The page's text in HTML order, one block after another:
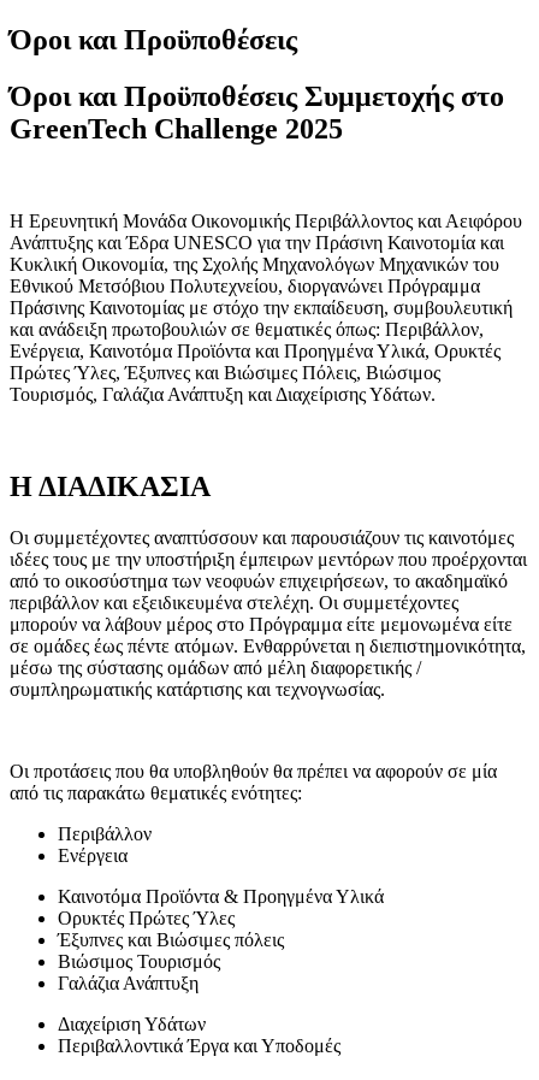
Όροι και Προϋποθέσεις
Όροι και Προϋποθέσεις Συμμετοχής στο
GreenTech Challenge 2025
Η Ερευνητική Μονάδα Οικονομικής Περιβάλλοντος και Αειφόρου
Ανάπτυξης και Έδρα UNESCO για την Πράσινη Καινοτομία και
Κυκλική Οικονομία, της Σχολής Μηχανολόγων Μηχανικών του
Εθνικού Μετσόβιου Πολυτεχνείου, διοργανώνει Πρόγραμμα
Πράσινης Καινοτομίας με στόχο την εκπαίδευση, συμβουλευτική
και ανάδειξη πρωτοβουλιών σε θεματικές όπως: Περιβάλλον,
Ενέργεια, Καινοτόμα Προϊόντα και Προηγμένα Υλικά, Ορυκτές
Πρώτες Ύλες, Έξυπνες και Βιώσιμες Πόλεις, Βιώσιμος
Τουρισμός, Γαλάζια Ανάπτυξη και Διαχείρισης Υδάτων.
Η ΔΙΑΔΙΚΑΣΙΑ
Οι συμμετέχοντες αναπτύσσουν και παρουσιάζουν τις καινοτόμες
ιδέες τους με την υποστήριξη έμπειρων μεντόρων που προέρχονται
από το οικοσύστημα των νεοφυών επιχειρήσεων, το ακαδημαϊκό
περιβάλλον και εξειδικευμένα στελέχη. Οι συμμετέχοντες
μπορούν να λάβουν μέρος στο Πρόγραμμα είτε μεμονωμένα είτε
σε ομάδες έως πέντε ατόμων. Ενθαρρύνεται η διεπιστημονικότητα,
μέσω της σύστασης ομάδων από μέλη διαφορετικής /
συμπληρωματικής κατάρτισης και τεχνογνωσίας.
Οι προτάσεις που θα υποβληθούν θα πρέπει να αφορούν σε μία
από τις παρακάτω θεματικές ενότητες:
Περιβάλλον
Ενέργεια
Καινοτόμα Προϊόντα & Προηγμένα Υλικά
Ορυκτές Πρώτες Ύλες
Έξυπνες και Βιώσιμες πόλεις
Βιώσιμος Τουρισμός
Γαλάζια Ανάπτυξη
Διαχείριση Υδάτων
Περιβαλλοντικά Έργα και Υποδομές